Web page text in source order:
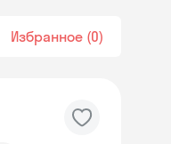
Избранное 0